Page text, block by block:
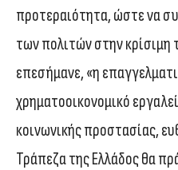
προτεραιότητα, ώστε να
των πολιτών στην κρίσιμη
επεσήμανε, «η
χρηματοοικονομικό
κοινωνικής προστασίας,
Τράπεζα της Ελλάδος θα